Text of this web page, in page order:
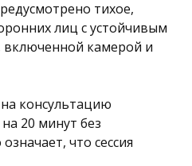
тихое,
лиц с устойчивым
включенной камерой и
консультацию
20 минут без
что сессия